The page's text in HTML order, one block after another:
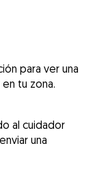
para ver una
tu zona.
al cuidador
una